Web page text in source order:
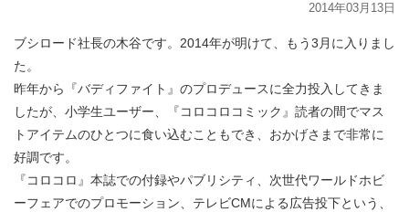
2014年03月13日
ブシロード社長の木谷です。2014年が明けて、もう3月に入りまし
た。
昨年から『バディファイト』のプロデュースに全力投入してきま
したが、小学生ユーザー、『コロコロコミック』読者の間でマス
トアイテムのひとつに食い込むこともでき、おかげさまで非常に
好調です。
『コロコロ』本誌での付録やパブリシティ、次世代ワールドホビ
ーフェアでのプロモーション、テレビCMによる広告投下という、